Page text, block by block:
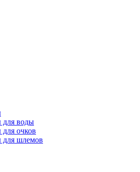
для воды
очков
для шлемов